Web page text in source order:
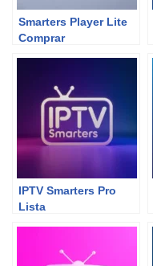
Smarters Player Lite
Comprar
IPTV Smarters Pro
Lista